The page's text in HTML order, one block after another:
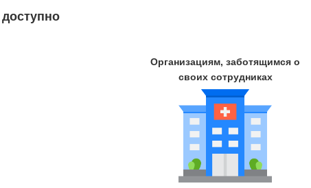
Организациям, заботящимся о
своих сотрудниках